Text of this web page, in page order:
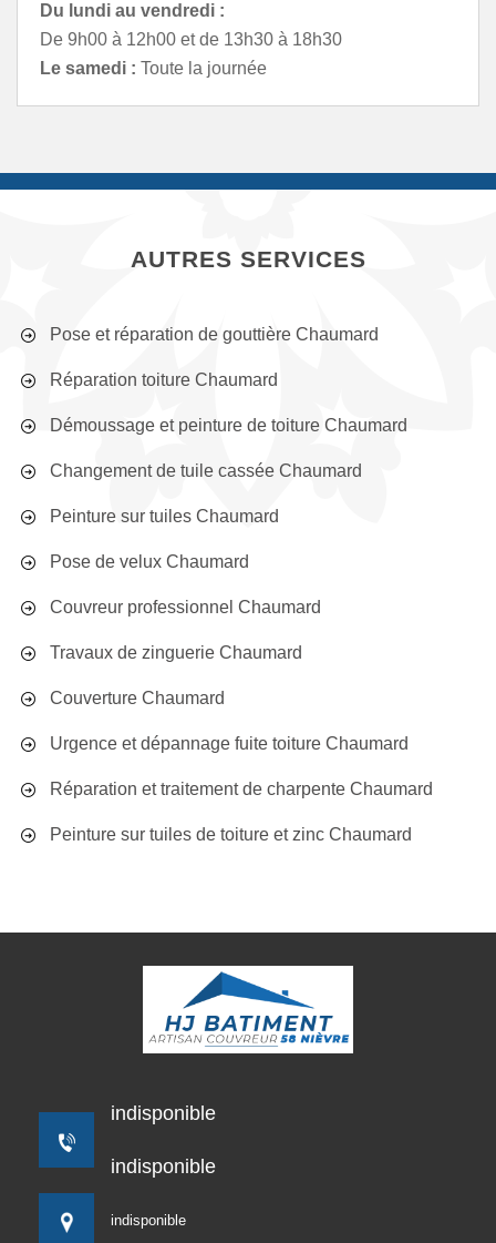
Du lundi au vendredi :
De 9h00 à 12h00 et de 13h30 à 18h30
Le samedi : Toute la journée
AUTRES SERVICES
Pose et réparation de gouttière Chaumard
Réparation toiture Chaumard
Démoussage et peinture de toiture Chaumard
Changement de tuile cassée Chaumard
Peinture sur tuiles Chaumard
Pose de velux Chaumard
Couvreur professionnel Chaumard
Travaux de zinguerie Chaumard
Couverture Chaumard
Urgence et dépannage fuite toiture Chaumard
Réparation et traitement de charpente Chaumard
Peinture sur tuiles de toiture et zinc Chaumard
indisponible
indisponible
indisponible